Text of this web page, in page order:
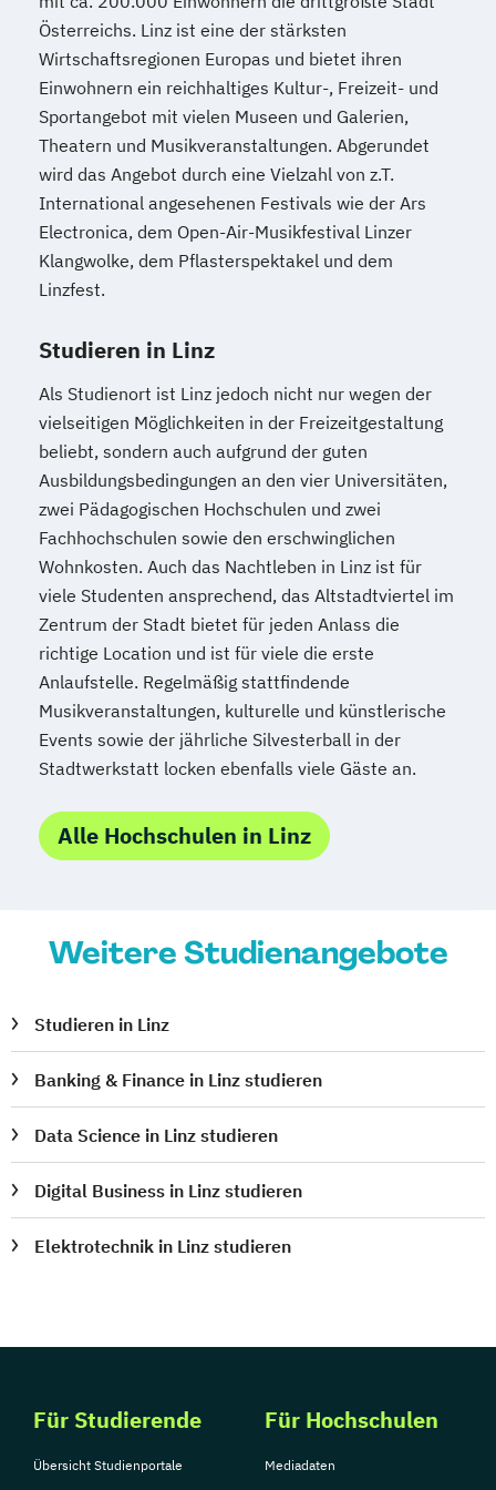
Internationales Marketing
Journalismus und digitale Kommunikation
Kindheitspädagogik
Kindheitspädagogik für Erzieher:innen
Kommunikationsdesign
Kommunikationspsychologie
Kultur- und Medienpädagogik
Logistikmanagement
Machine Learning (EN)
Marketing und digitale Medien
Master of Business Administration (DE/EN)
Mechatronik
Mediation und Konfliktmanagement
Mediendesign
Medieninformatik
Medienmanagement
Medizinische Informatik Medizintechnik
Modemanagement
Nachhaltiges Management New Work
Online Marketing
Online Marketing (DE/EN)
Personalentwicklung
Personalmanagement
Pflegemanagement Pflegepädagogik
Physiotherapie
Projektmanagement (DE/EN)
Public Management
Public Management für
Verwaltungsfachangestellte
Pädagogik Pädagogik
Software Engineering (EN)
Sozialpädagogik und Inklusion
Sportmanagement
Österreichs. Linz ist eine der stärksten
Wirtschaftsregionen Europas und bietet ihren
Einwohnern ein reichhaltiges Kultur-, Freizeit- und
Sportangebot mit vielen Museen und Galerien,
Theatern und Musikveranstaltungen. Abgerundet
wird das Angebot durch eine Vielzahl von z.T.
International angesehenen Festivals wie der Ars
Electronica, dem Open-Air-Musikfestival Linzer
Klangwolke, dem Pflasterspektakel und dem
Linzfest.
Studieren in Linz
Als Studienort ist Linz jedoch nicht nur wegen der
vielseitigen Möglichkeiten in der Freizeitgestaltung
beliebt, sondern auch aufgrund der guten
Ausbildungsbedingungen an den vier Universitäten,
zwei Pädagogischen Hochschulen und zwei
Fachhochschulen sowie den erschwinglichen
Wohnkosten. Auch das Nachtleben in Linz ist für
viele Studenten ansprechend, das Altstadtviertel im
Zentrum der Stadt bietet für jeden Anlass die
richtige Location und ist für viele die erste
Anlaufstelle. Regelmäßig stattfindende
Musikveranstaltungen, kulturelle und künstlerische
Events sowie der jährliche Silvesterball in der
Stadtwerkstatt locken ebenfalls viele Gäste an.
Alle Hochschulen in Linz
Weitere Studienangebote
Studieren in Linz
Banking & Finance in Linz studieren
Data Science in Linz studieren
Digital Business in Linz studieren
Elektrotechnik in Linz studieren
Für Studierende
Übersicht Studienportale
Für Hochschulen
Mediadaten